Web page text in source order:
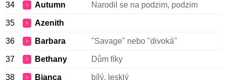
34 ♀ Autumn Narodil se na podzim, podzim
35 ♀ Azenith
36 ♀ Barbara "Savage" nebo "divoká"
37 ♀ Bethany Dům fíky
38 ♀ Bianca bílý, lesklý